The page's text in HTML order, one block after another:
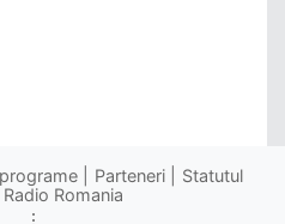
Parteneri
Statutul
Romania